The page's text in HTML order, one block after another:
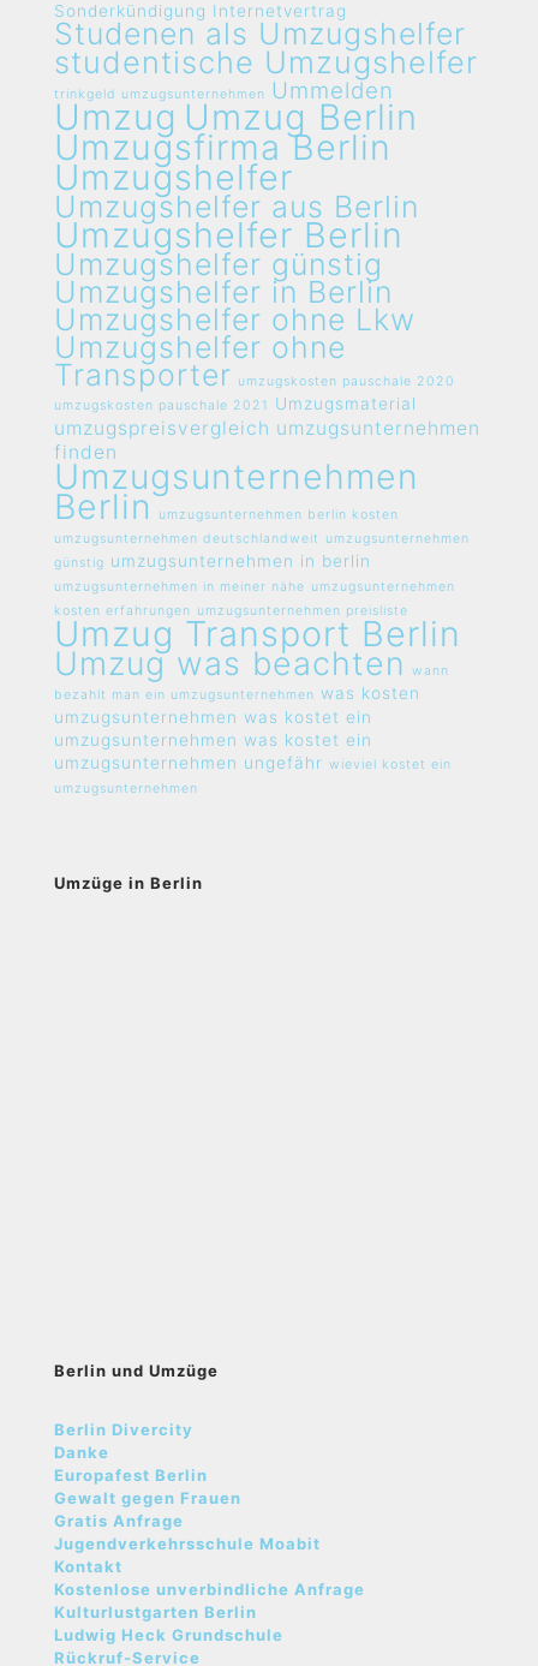
Sonderkündigung Internetvertrag
Studenen als Umzugshelfer
studentische Umzugshelfer
trinkgeld umzugsunternehmen Ummelden
Umzug Umzug Berlin
Umzugsfirma Berlin
Umzugshelfer
Umzugshelfer aus Berlin
Umzugshelfer Berlin
Umzugshelfer günstig
Umzugshelfer in Berlin
Umzugshelfer ohne Lkw
Umzugshelfer ohne
Transporter umzugskosten pauschale 2020
umzugskosten pauschale 2021
Umzugsmaterial
umzugspreisvergleich umzugsunternehmen
finden
Umzugsunternehmen
Berlin
umzugsunternehmen berlin kosten
umzugsunternehmen deutschlandweit
umzugsunternehmen
günstig umzugsunternehmen in berlin
umzugsunternehmen in meiner nähe umzugsunternehmen
kosten erfahrungen umzugsunternehmen preisliste
Umzug Transport Berlin
Umzug was beachten
wann
bezahlt man ein umzugsunternehmen was kosten
umzugsunternehmen was kostet ein
umzugsunternehmen was kostet ein
umzugsunternehmen ungefähr wieviel kostet ein
umzugsunternehmen
Umzüge in Berlin
Berlin und Umzüge
Berlin Divercity
Danke
Europafest Berlin
Gewalt gegen Frauen
Gratis Anfrage
Jugendverkehrsschule Moabit
Kontakt
Kostenlose unverbindliche Anfrage
Kulturlustgarten Berlin
Ludwig Heck Grundschule
Rückruf-Service